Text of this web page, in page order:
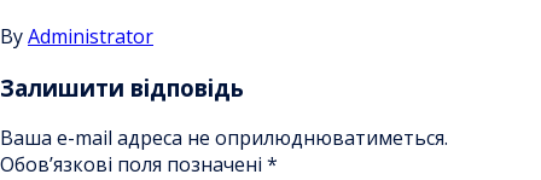
ByAdministrator
Залишити відповідь
Ваша e-mail адреса не оприлюднюватиметься.
Обов’язкові поля позначені *